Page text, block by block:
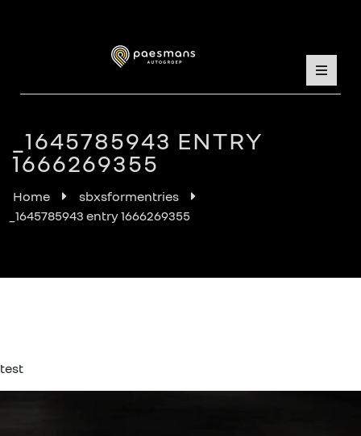
_1645785943 ENTRY
1666269355
Home
sbxsformentries
_1645785943 entry 1666269355
test